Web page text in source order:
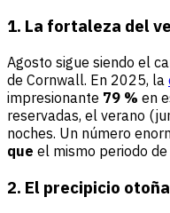
1. La fortaleza del
Agosto sigue siendo el
de Cornwall. En 2025, la
impresionante 79 % en
reservadas, el verano
noches. Un número
que el mismo periodo
2. El precipicio